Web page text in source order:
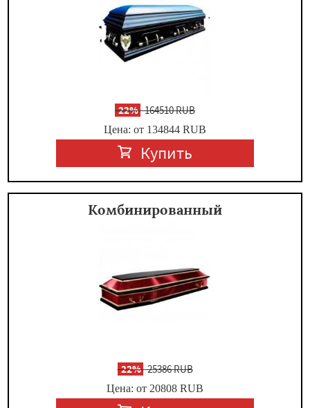
-22%164510 RUB
Цена: от 134844 RUB
Купить
Комбинированный
-22%25386 RUB
Цена: от 20808 RUB